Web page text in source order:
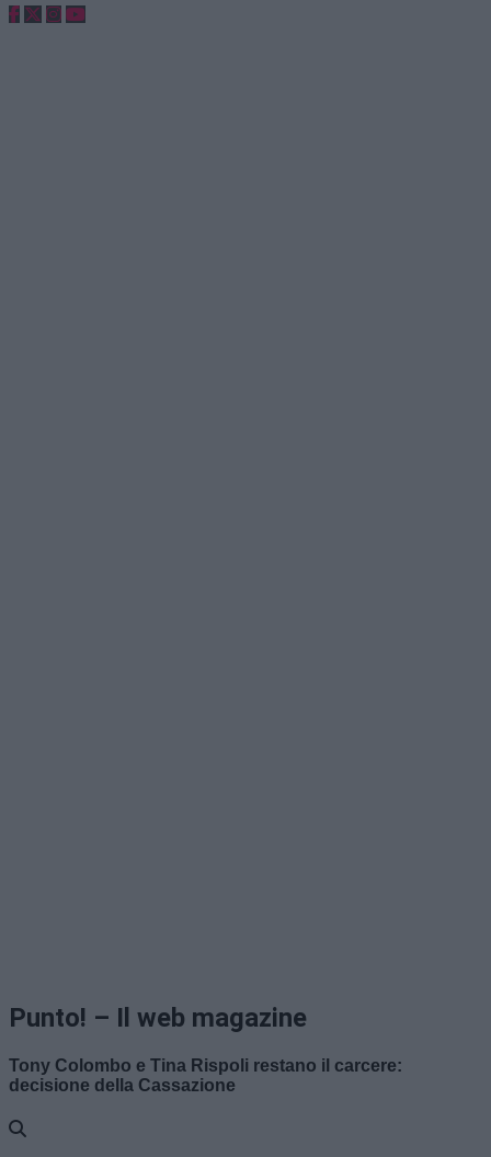
Punto! – Il web magazine
Tony Colombo e Tina Rispoli restano il carcere:
decisione della Cassazione